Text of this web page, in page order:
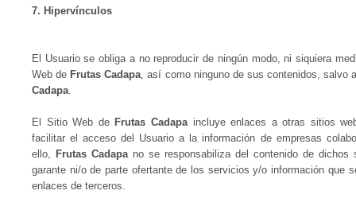
7. Hipervínculos
El Usuario se obliga a no reproducir de ningún modo, ni siquiera
Web de Frutas Cadapa, así como ninguno de sus contenidos, salvo
Cadapa.
El Sitio Web de Frutas Cadapaincluye enlaces a otras sitios
facilitar el acceso del Usuario a la información de empresas
ello, Frutas Cadapano se responsabiliza del contenido de
garante ni/o de parte ofertante de los servicios y/o información que
enlaces de terceros.